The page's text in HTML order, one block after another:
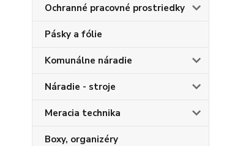
Ochranné pracovné prostriedky
Pásky a fólie
Komunálne náradie
Náradie - stroje
Meracia technika
Boxy, organizéry